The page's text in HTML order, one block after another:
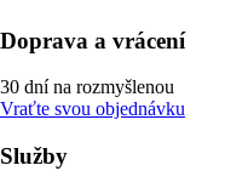
Doprava a vrácení
30 dní na rozmyšlenou
Vraťte svou objednávku
Služby